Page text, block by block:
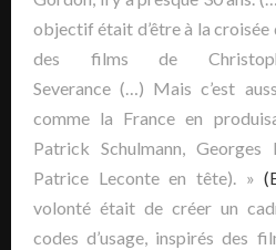
objectif était d’être à la croisée
des films de
Severance (…) Mais c’est
comme la France en
Patrick Schulmann,
Patrice Leconte en tête). »
volonté était de créer un
codes d’usage, inspirés des